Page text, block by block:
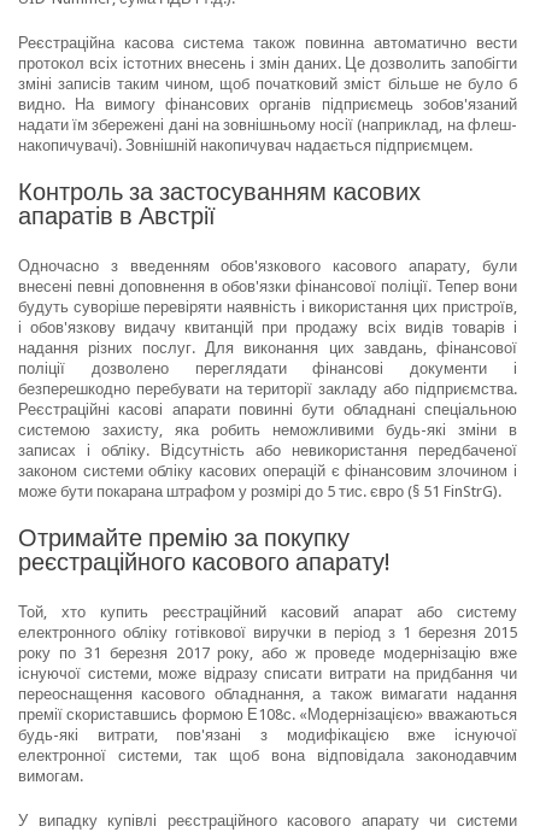
Реєстраційна касова система також повинна автоматично вести
протокол всіх істотних внесень і змін даних. Це дозволить запобігти
зміні записів таким чином, щоб початковий зміст більше не було б
видно. На вимогу фінансових органів підприємець зобов'язаний
надати їм збережені дані на зовнішньому носії (наприклад, на флеш-
накопичувачі). Зовнішній накопичувач надається підприємцем.
Контроль за застосуванням касових
апаратів в Австрії
Одночасно з введенням обов'язкового касового апарату, були
внесені певні доповнення в обов'язки фінансової поліції. Тепер вони
будуть суворіше перевіряти наявність і використання цих пристроїв,
і обов'язкову видачу квитанцій при продажу всіх видів товарів і
надання різних послуг. Для виконання цих завдань, фінансової
поліції дозволено переглядати фінансові документи і
безперешкодно перебувати на території закладу або підприємства.
Реєстраційні касові апарати повинні бути обладнані спеціальною
системою захисту, яка робить неможливими будь-які зміни в
записах і обліку. Відсутність або невикористання передбаченої
законом системи обліку касових операцій є фінансовим злочином і
може бути покарана штрафом у розмірі до 5 тис. євро (§ 51 FinStrG).
Отримайте премію за покупку
реєстраційного касового апарату!
Той, хто купить реєстраційний касовий апарат або систему
електронного обліку готівкової виручки в період з 1 березня 2015
року по 31 березня 2017 року, або ж проведе модернізацію вже
існуючої системи, може відразу списати витрати на придбання чи
переоснащення касового обладнання, а також вимагати надання
премії скориставшись формою Е108с. «Модернізацією» вважаються
будь-які витрати, пов'язані з модифікацією вже існуючої
електронної системи, так щоб вона відповідала законодавчим
вимогам.
У випадку купівлі реєстраційного касового апарату чи системи